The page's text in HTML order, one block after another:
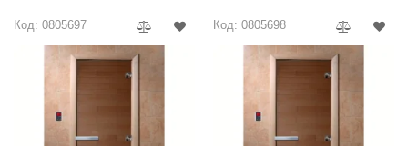
Код: 0805697 Код: 0805698